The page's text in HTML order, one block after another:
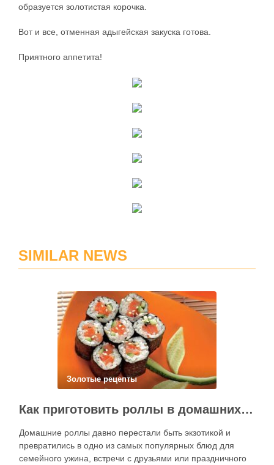
образуется золотистая корочка.
Вот и все, отменная адыгейская закуска готова.
Приятного аппетита!
SIMILAR NEWS
Золотые рецепты
Как приготовить роллы в домашних условиях?
Домашние роллы давно перестали быть экзотикой и
превратились в одно из самых популярных блюд для
семейного ужина, встречи с друзьями или праздничного